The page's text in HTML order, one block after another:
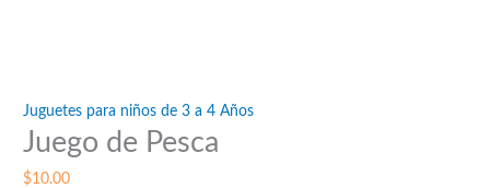
Juguetes para niños de 3 a 4 Años
Juego de Pesca
$10.00